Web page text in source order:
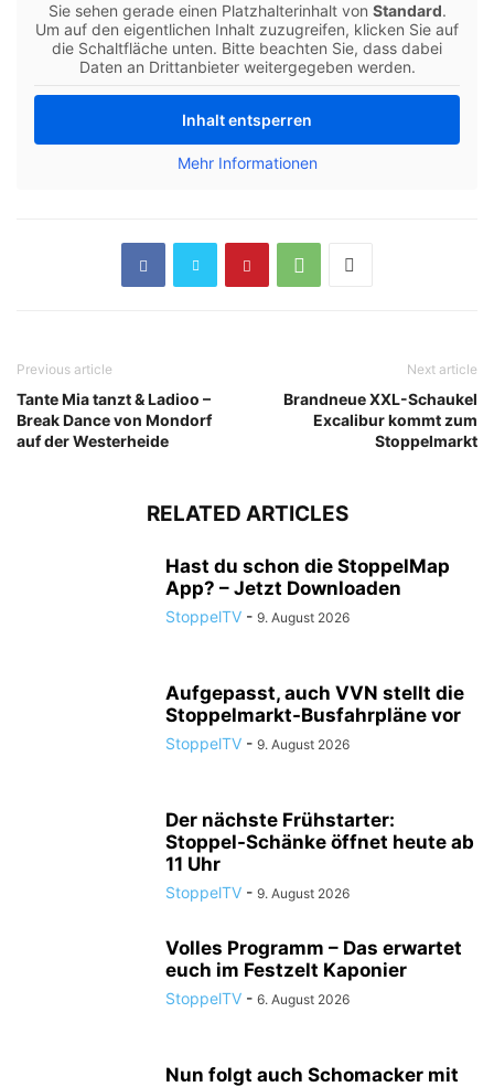
Sie sehen gerade einen Platzhalterinhalt von Standard.
Um auf den eigentlichen Inhalt zuzugreifen, klicken Sie auf
die Schaltfläche unten. Bitte beachten Sie, dass dabei
Daten an Drittanbieter weitergegeben werden.
Inhalt entsperren
Mehr Informationen
Previous article
Tante Mia tanzt & Ladioo –
Break Dance von Mondorf
auf der Westerheide
Next article
Brandneue XXL-Schaukel
Excalibur kommt zum
Stoppelmarkt
RELATED ARTICLES
Hast du schon die StoppelMap
App? – Jetzt Downloaden
StoppelTV - 9. August 2026
Aufgepasst, auch VVN stellt die
Stoppelmarkt-Busfahrpläne vor
StoppelTV - 9. August 2026
Der nächste Frühstarter:
Stoppel-Schänke öffnet heute ab
11 Uhr
StoppelTV - 9. August 2026
Volles Programm – Das erwartet
euch im Festzelt Kaponier
StoppelTV - 6. August 2026
Nun folgt auch Schomacker mit